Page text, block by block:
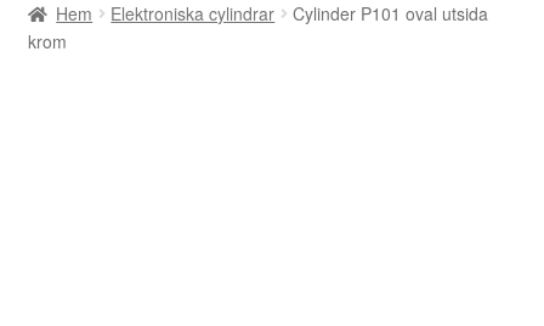
Rea
Hem Elektroniska cylindrar
Cylinder P101 oval utsida
krom